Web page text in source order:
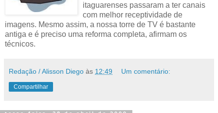
itaguarenses passaram a ter canais
com melhor receptividade de
imagens. Mesmo assim, a nossa torre de TV é bastante
antiga e é preciso uma reforma completa, afirmam os
técnicos.
Redação / Alisson Diego às 12:49 Um comentário:
Compartilhar